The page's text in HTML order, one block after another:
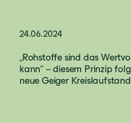
24.06.2024
„Rohstoffe sind das
kann“ – diesem Prinzip
neue Geiger